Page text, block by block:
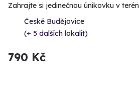
Zahrajte si jedinečnou únikovku v
České Budějovice
(+ 5 dalších lokalit)
790 Kč